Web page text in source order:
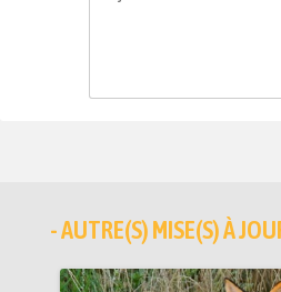
- AUTRE(S) MISE(S) À